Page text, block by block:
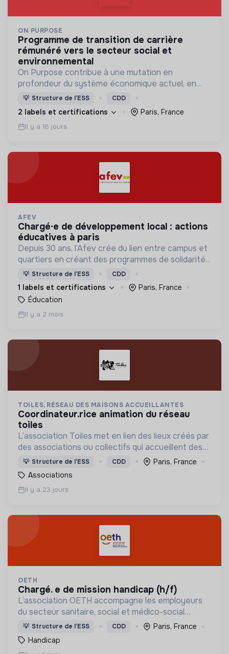
ON PURPOSE
programme de transition de carrière
rémunéré vers le secteur social et
environnemental
On Purpose contribue à une mutation en
profondeur du système économique actuel, en
accompagnant les leaders de demain dans leur
transformation professionnelle et personnelle.
💡 Structure de l’ESS CDD
2 labels et certifications Paris, France
Il y a 16 jours
AFEV
chargé·e de développement local : actions
éducatives à paris
Depuis 30 ans, l’Afev crée du lien entre campus et
quartiers en créant des programmes de solidarité
où des milliers d’étudiant·es s’engagent auprès des
jeunes.
💡 Structure de l’ESS CDD
1 labels et certifications
Paris, France
Éducation
Il y a 2 mois
TOILES, RÉSEAU DES MAISONS ACCUEILLANTES
coordinateur.rice animation du réseau
toiles
L’association Toiles met en lien des lieux créés par
des associations ou collectifs qui accueillent des
personnes exilé.es ne pouvant pas bénéficier du
Dispositif National d’Etat (DNA).
💡 Structure de l’ESS CDD
Paris, France
Associations
Il y a 23 jours
OETH
chargé. e de mission handicap (h/f)
L’association OETH accompagne les employeurs
du secteur sanitaire, social et médico-social
associatif dans leurs démarches de recrutement
et de maintien en emploi des salariés en situation
de handicap
💡 Structure de l’ESS CDD
Paris, France
Handicap